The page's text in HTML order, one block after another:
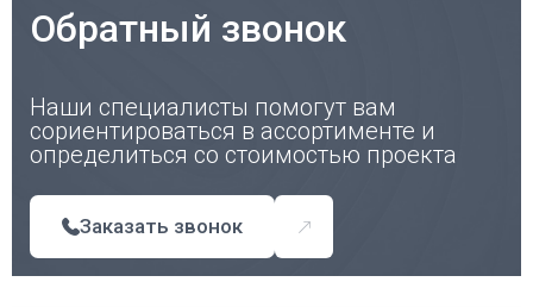
Обратный звонок
Наши специалисты помогут вам
сориентироваться в ассортименте и
определиться со стоимостью проекта
Заказать звонок